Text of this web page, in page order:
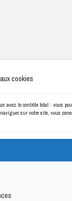
cookies
avez le contrôle total : vous
sur notre site, vous